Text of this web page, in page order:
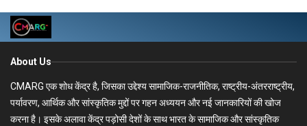
About Us
CMARG एक शोध केंद्र है, जिसका उद्देश्य सामाजिक-राजनीतिक, राष्ट्रीय-अंतरराष्ट्रीय,
पर्यावरण, आर्थिक और सांस्कृतिक मुद्दों पर गहन अध्ययन और नई जानकारियों की खोज
करना है। इसके अलावा केंद्र पड़ोसी देशों के साथ भारत के सामाजिक और सांस्कृतिक